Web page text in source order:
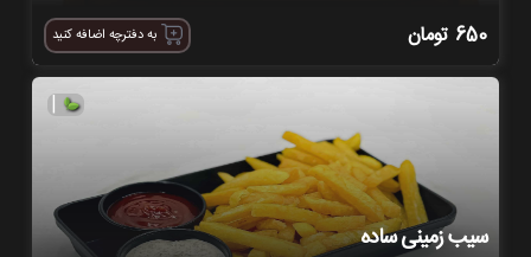
650 تومان به دفترچه اضافه کنید
|
سیب زمینی ساده